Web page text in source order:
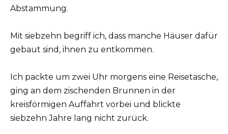
Abstammung.
Mit siebzehn begriff ich, dass manche Häuser dafür
gebaut sind, ihnen zu entkommen.
Ich packte um zwei Uhr morgens eine Reisetasche,
ging an dem zischenden Brunnen in der
kreisförmigen Auffahrt vorbei und blickte
siebzehn Jahre lang nicht zurück.